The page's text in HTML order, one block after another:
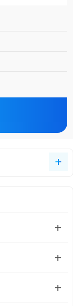
安装部署。阀门